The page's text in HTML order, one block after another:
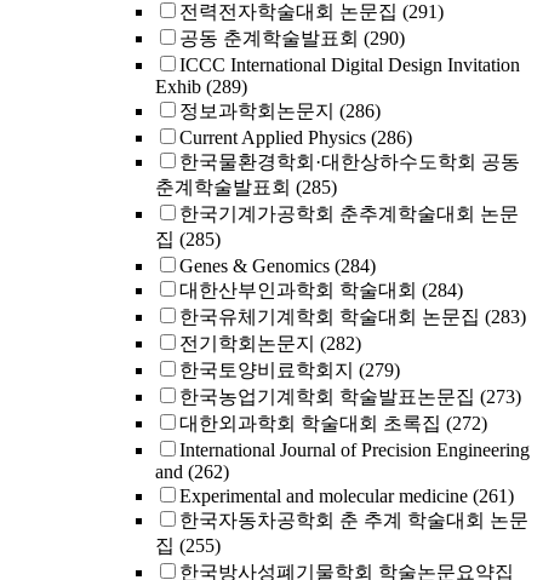
전력전자학술대회 논문집 (291)
공동 춘계학술발표회 (290)
ICCC International Digital Design Invitation
Exhib (289)
정보과학회논문지 (286)
Current Applied Physics (286)
한국물환경학회·대한상하수도학회 공동
춘계학술발표회 (285)
한국기계가공학회 춘추계학술대회 논문
집 (285)
Genes & Genomics (284)
대한산부인과학회 학술대회 (284)
한국유체기계학회 학술대회 논문집 (283)
전기학회논문지 (282)
한국토양비료학회지 (279)
한국농업기계학회 학술발표논문집 (273)
대한외과학회 학술대회 초록집 (272)
International Journal of Precision Engineering
and (262)
Experimental and molecular medicine (261)
한국자동차공학회 춘 추계 학술대회 논문
집 (255)
한국방사성폐기물학회 학술논문요약집